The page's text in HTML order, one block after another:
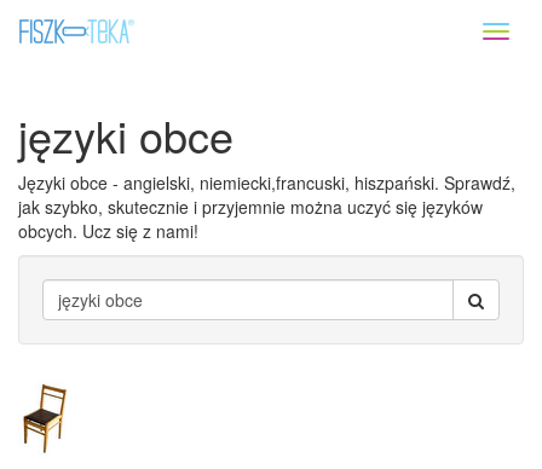
języki obce
Języki obce - angielski, niemiecki,francuski, hiszpański. Sprawdź,
jak szybko, skutecznie i przyjemnie można uczyć się języków
obcych. Ucz się z nami!